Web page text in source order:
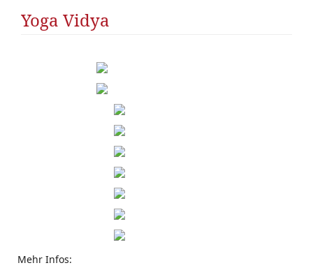
Yoga Vidya
Mehr Infos: